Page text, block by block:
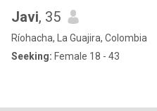
Javi, 35
Ríohacha, La Guajira, Colombia
Seeking: Female 18 - 43